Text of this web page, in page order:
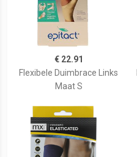
€ 22.91
Flexibele Duimbrace Links
Maat S